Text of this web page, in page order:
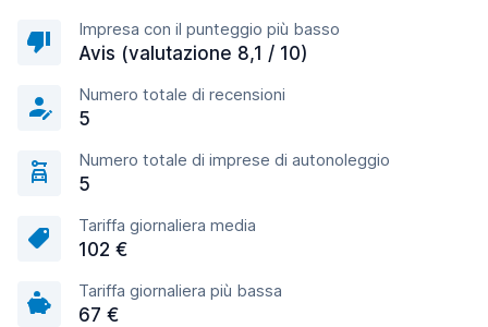
Impresa con il punteggio più basso
Avis (valutazione 8,1 / 10)
Numero totale di recensioni
5
Numero totale di imprese di autonoleggio
5
Tariffa giornaliera media
102 €
Tariffa giornaliera più bassa
67 €